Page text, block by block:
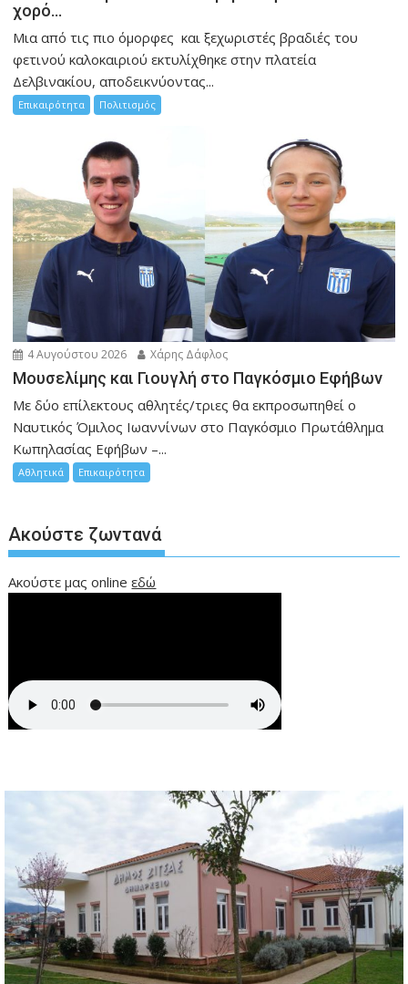
χορό…
Μια από τις πιο όμορφες και ξεχωριστές βραδιές του
φετινού καλοκαιριού εκτυλίχθηκε στην πλατεία
Δελβινακίου, αποδεικνύοντας...
Επικαιρότητα Πολιτισμός
4 Αυγούστου 2026 Χάρης Δάφλος
Μουσελίμης και Γιουγλή στο Παγκόσμιο Εφήβων
Mε δύο επίλεκτους αθλητές/τριες θα εκπροσωπηθεί ο
Ναυτικός Όμιλος Ιωαννίνων στο Παγκόσμιο Πρωτάθλημα
Κωπηλασίας Εφήβων –...
Αθλητικά Επικαιρότητα
Ακούστε ζωντανά
Ακούστε μας onlineεδώ